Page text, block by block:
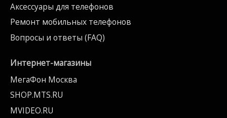
Аксессуары для телефонов
Ремонт мобильных телефонов
Вопросы и ответы (FAQ)
Интернет-магазины
МегаФон Москва
SHOP.MTS.RU
MVIDEO.RU